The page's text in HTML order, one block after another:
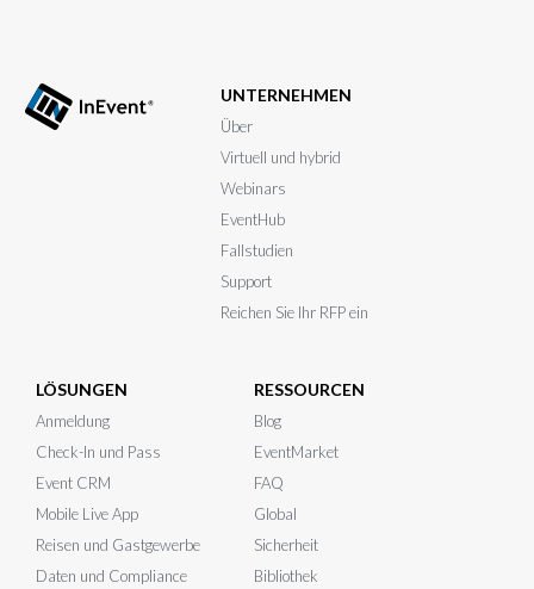
UNTERNEHMEN
Über
Virtuell und hybrid
Webinars
EventHub
Fallstudien
Support
Reichen Sie Ihr RFP ein
LÖSUNGEN
Anmeldung
Check-In und Pass
Event CRM
Mobile Live App
Reisen und Gastgewerbe
Daten und Compliance
RESSOURCEN
Blog
EventMarket
FAQ
Global
Sicherheit
Bibliothek